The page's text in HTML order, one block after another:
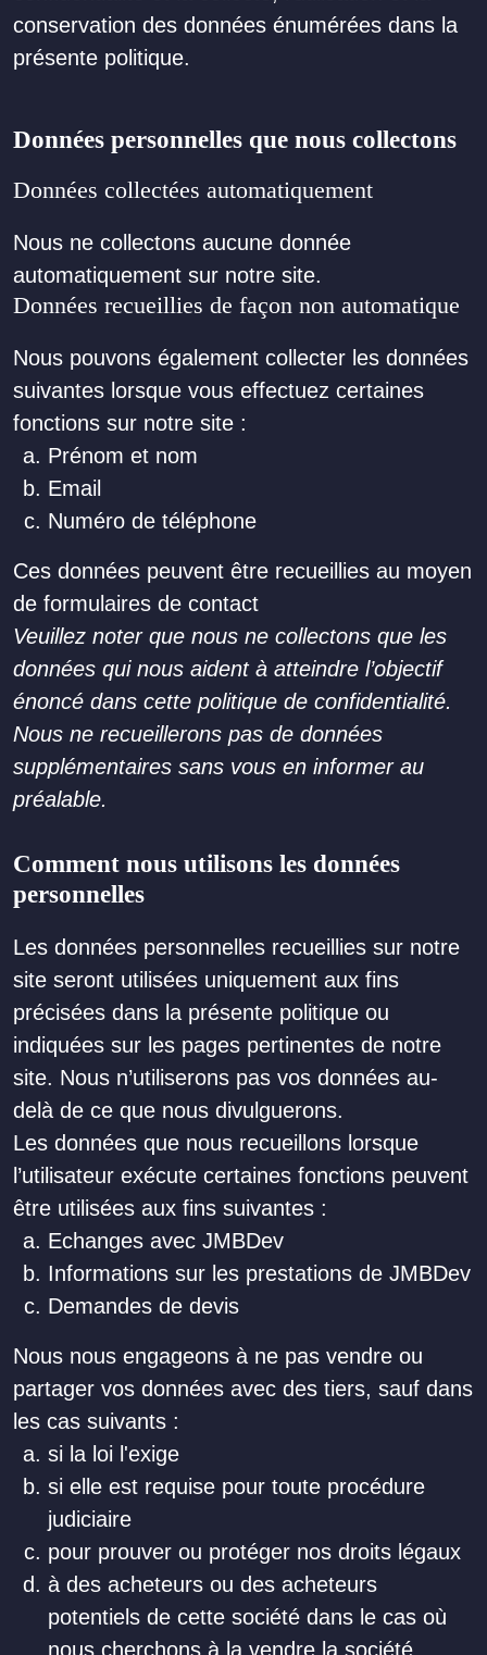
conservation des données énumérées dans la
présente politique.
Données personnelles que nous collectons
Données collectées automatiquement
Nous ne collectons aucune donnée
automatiquement sur notre site.
Données recueillies de façon non automatique
Nous pouvons également collecter les données
suivantes lorsque vous effectuez certaines
fonctions sur notre site :
Prénom et nom
Email
Numéro de téléphone
Ces données peuvent être recueillies au moyen
de formulaires de contact
Veuillez noter que nous ne collectons que les
données qui nous aident à atteindre l’objectif
énoncé dans cette politique de confidentialité.
Nous ne recueillerons pas de données
supplémentaires sans vous en informer au
préalable.
Comment nous utilisons les données
personnelles
Les données personnelles recueillies sur notre
site seront utilisées uniquement aux fins
précisées dans la présente politique ou
indiquées sur les pages pertinentes de notre
site. Nous n’utiliserons pas vos données au-
delà de ce que nous divulguerons.
Les données que nous recueillons lorsque
l’utilisateur exécute certaines fonctions peuvent
être utilisées aux fins suivantes :
Echanges avec JMBDev
Informations sur les prestations de JMBDev
Demandes de devis
Nous nous engageons à ne pas vendre ou
partager vos données avec des tiers, sauf dans
les cas suivants :
si la loi l'exige
si elle est requise pour toute procédure
judiciaire
pour prouver ou protéger nos droits légaux
à des acheteurs ou des acheteurs
potentiels de cette société dans le cas où
nous cherchons à la vendre la société